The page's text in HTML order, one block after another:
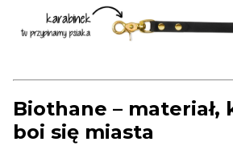
Biothane – materiał,
boi się miasta